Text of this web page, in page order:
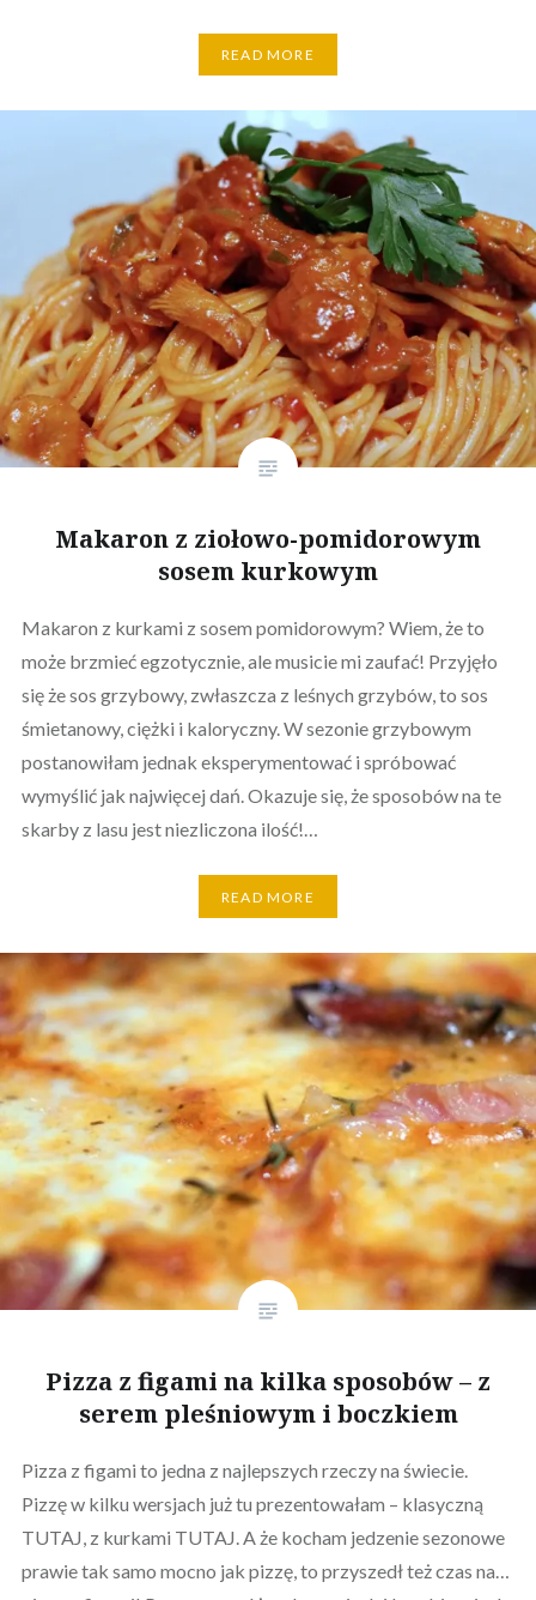
READ MORE
Makaron z ziołowo-pomidorowym
sosem kurkowym
Makaron z kurkami z sosem pomidorowym? Wiem, że to
może brzmieć egzotycznie, ale musicie mi zaufać! Przyjęło
się że sos grzybowy, zwłaszcza z leśnych grzybów, to sos
śmietanowy, ciężki i kaloryczny. W sezonie grzybowym
postanowiłam jednak eksperymentować i spróbować
wymyślić jak najwięcej dań. Okazuje się, że sposobów na te
skarby z lasu jest niezliczona ilość!…
READ MORE
Pizza z figami na kilka sposobów – z
serem pleśniowym i boczkiem
Pizza z figami to jedna z najlepszych rzeczy na świecie.
Pizzę w kilku wersjach już tu prezentowałam – klasyczną
TUTAJ, z kurkami TUTAJ. A że kocham jedzenie sezonowe
prawie tak samo mocno jak pizzę, to przyszedł też czas na…